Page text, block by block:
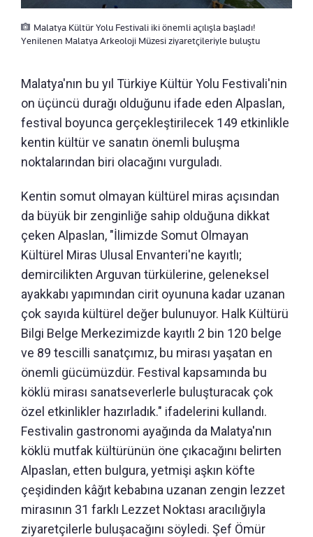
Malatya Kültür Yolu Festivali iki önemli açılışla başladı!
Yenilenen Malatya Arkeoloji Müzesi ziyaretçileriyle buluştu
Malatya'nın bu yıl Türkiye Kültür Yolu Festivali'nin
on üçüncü durağı olduğunu ifade eden Alpaslan,
festival boyunca gerçekleştirilecek 149 etkinlikle
kentin kültür ve sanatın önemli buluşma
noktalarından biri olacağını vurguladı.
Kentin somut olmayan kültürel miras açısından
da büyük bir zenginliğe sahip olduğuna dikkat
çeken Alpaslan, "İlimizde Somut Olmayan
Kültürel Miras Ulusal Envanteri'ne kayıtlı;
demircilikten Arguvan türkülerine, geleneksel
ayakkabı yapımından cirit oyununa kadar uzanan
çok sayıda kültürel değer bulunuyor. Halk Kültürü
Bilgi Belge Merkezimizde kayıtlı 2 bin 120 belge
ve 89 tescilli sanatçımız, bu mirası yaşatan en
önemli gücümüzdür. Festival kapsamında bu
köklü mirası sanatseverlerle buluşturacak çok
özel etkinlikler hazırladık." ifadelerini kullandı.
Festivalin gastronomi ayağında da Malatya'nın
köklü mutfak kültürünün öne çıkacağını belirten
Alpaslan, etten bulgura, yetmişi aşkın köfte
çeşidinden kâğıt kebabına uzanan zengin lezzet
mirasının 31 farklı Lezzet Noktası aracılığıyla
ziyaretçilerle buluşacağını söyledi. Şef Ömür